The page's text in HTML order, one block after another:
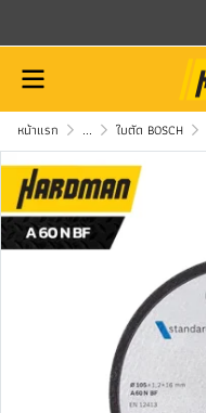
หน้าแรก ... ใบตัด BOSCH